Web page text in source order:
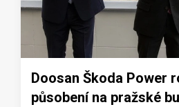
Doosan Škoda Power
působení na pražské